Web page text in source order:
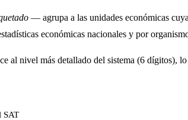
— agrupa a las unidades económicas
económicas nacionales y por
al nivel más detallado del sistema (6
SAT